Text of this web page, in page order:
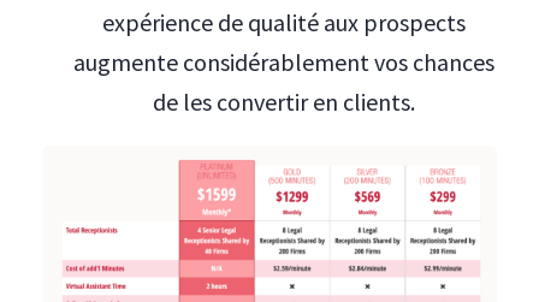
expérience de qualité aux prospects
augmente considérablement vos chances
de les convertir en clients.